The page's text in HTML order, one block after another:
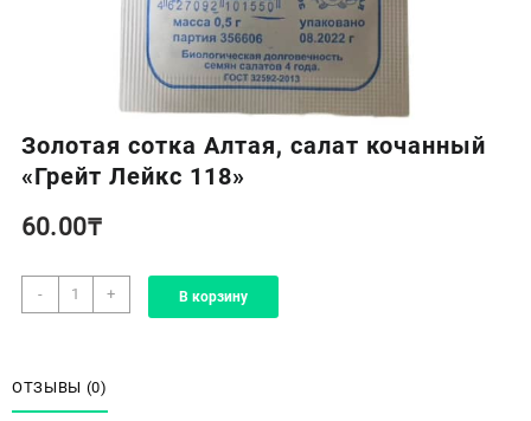
Золотая сотка Алтая, салат кочанный
«Грейт Лейкс 118»
60.00₸
-
Количество
товара
Алтая,
салат
+ В корзину
ОТЗЫВЫ (0)